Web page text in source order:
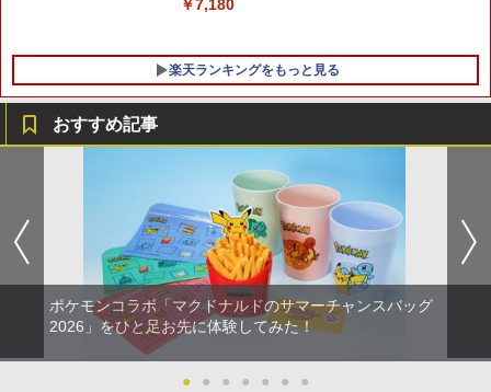
￥7,180
楽天ランキングをもっと見る
グランツーリスモ7 PS5版
￥3,779
【特典】BLUE REFLECTION Quartet:
少女たちのキセキ PS5版(【早期購入特
典】特別フォトフレーム「Quartet」)
【中古】ナイトメアー・ビフォア・クリ
ス…コレクターズEDデジタルリマスター
版 【ブルーレイ】／クリス・サランドン
ブルーレイ／海外アニメ・定番スタジオ
￥540
ーレイ】／クレイグ・T・ネルソンブル
ーレイ／海外アニメ・定番スタジオ
おすすめ記事
ポケモンコラボ「マクドナルドのサマーチャンスバッグ
2026」をひと足お先に体験してみた！
● ● ● ● ● ● ●